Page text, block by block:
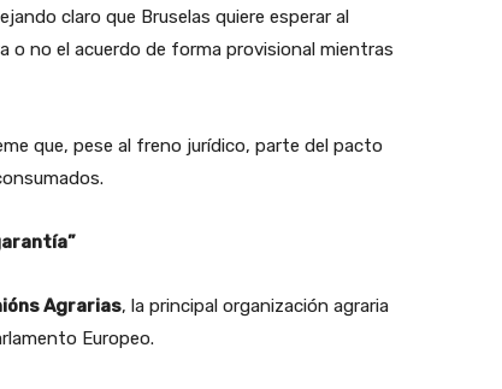
claro que Bruselas quiere esperar al
o no el acuerdo de forma provisional mientras
que, pese al freno jurídico, parte del pacto
Agrarias, la principal organización agraria
Europeo.